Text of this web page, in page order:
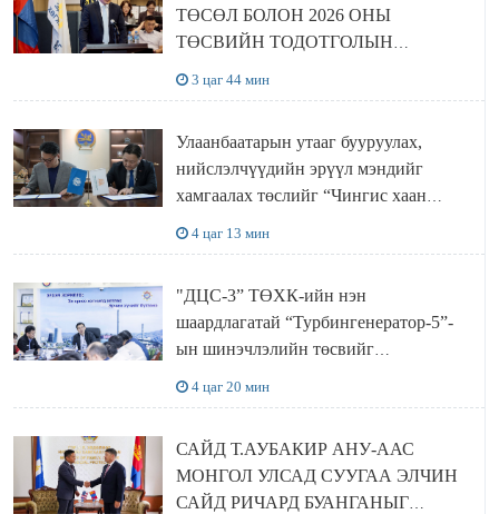
ТӨСӨЛ БОЛОН 2026 ОНЫ
ТӨСВИЙН ТОДОТГОЛЫН
ТӨСЛИЙН ОЛОН НИЙТИЙН
ХЭЛЭЛЦҮҮЛЭГ БОЛЛОО
3 цаг 44 мин
Улаанбаатарын утааг бууруулах,
нийслэлчүүдийн эрүүл мэндийг
хамгаалах төслийг “Чингис хаан
баялгийн сан нэгдэл” ХХК-тай
хамтран хэрэгжүүлнэ
4 цаг 13 мин
"ДЦС-3” ТӨХК-ийн нэн
шаардлагатай “Турбингенератор-5”-
ын шинэчлэлийн төсвийг
шийдвэрлэхээр болов
4 цаг 20 мин
САЙД Т.АУБАКИР АНУ-ААС
МОНГОЛ УЛСАД СУУГАА ЭЛЧИН
САЙД РИЧАРД БУАНГАНЫГ